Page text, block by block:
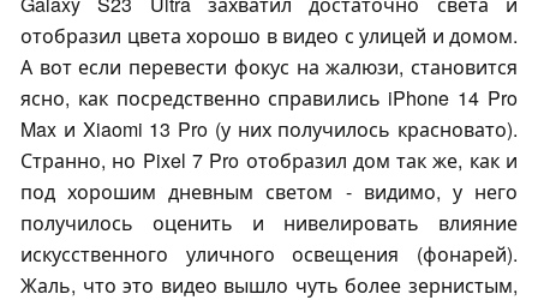
отобразил цвета хорошо в видео с улицей и домом.
А вот если перевести фокус на жалюзи, становится
ясно, как посредственно справились iPhone 14 Pro
Max и Xiaomi 13 Pro (у них получилось красновато).
Странно, но Pixel 7 Pro отобразил дом так же, как и
под хорошим дневным светом - видимо, у него
получилось оценить и нивелировать влияние
искусственного уличного освещения (фонарей).
Жаль, что это видео вышло чуть более зернистым,